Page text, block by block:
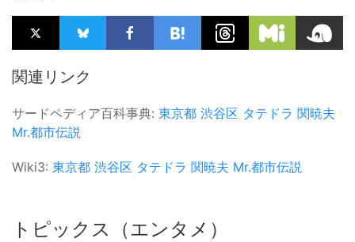
関連リンク
サードペディア百科事典: 東京都 渋谷区 タテドラ 関暁夫
Mr.都市伝説
Wiki3: 東京都 渋谷区 タテドラ 関暁夫 Mr.都市伝説
トピックス（エンタメ）